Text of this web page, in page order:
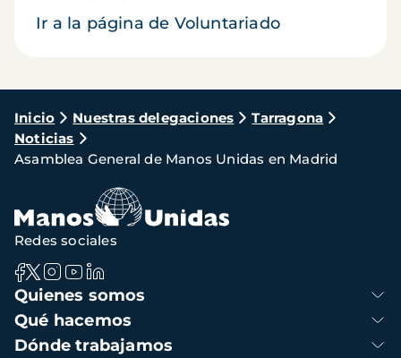
Ir a la página de Voluntariado
Ruta
de
navegación
Inicio Nuestras delegaciones
Tarragona
Noticias
Asamblea General de Manos Unidas en Madrid
Navegación
principal
Quienes somos
Qué hacemos
Dónde trabajamos
Redes sociales